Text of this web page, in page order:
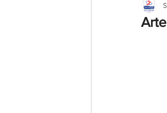
Fundamental II